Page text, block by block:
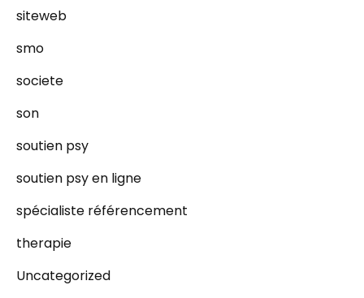
siteweb
smo
societe
son
soutien psy
soutien psy en ligne
spécialiste référencement
therapie
Uncategorized